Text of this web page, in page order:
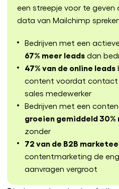
een streepje voor te geven
data van Mailchimp
Bedrijven met een
67% meer leads dan
47% van de online leads
content voordat
sales medewerker
Bedrijven met een
groeien gemiddeld 30%
zonder
72 van de B2B
contentmarketing de
aanvragen vergroot